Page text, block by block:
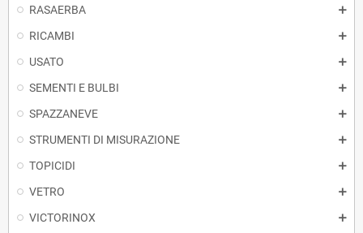
RASAERBA
RICAMBI
USATO
SEMENTI E BULBI
SPAZZANEVE
STRUMENTI DI MISURAZIONE
TOPICIDI
VETRO
VICTORINOX